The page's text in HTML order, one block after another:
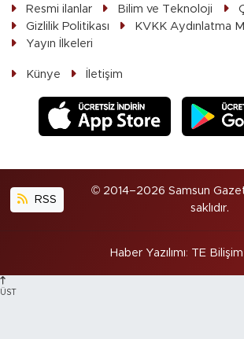
Resmi ilanlar
Bilim ve Teknoloji
Gizlilik Politikası
KVKK Aydınlatma
Yayın İlkeleri
Künye İletişim
RSS
© 2014–2026 Samsun
saklıdır.
Haber Yazılımı: TE Bilişim
ÜST